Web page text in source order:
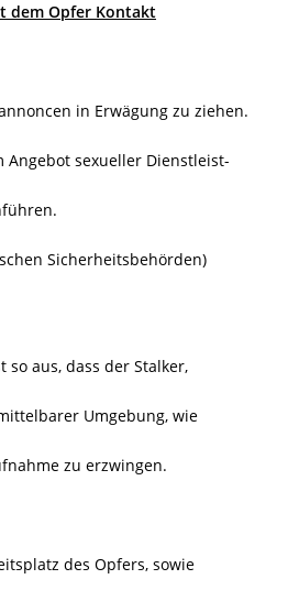
dem Opfer Kontakt
in Erwägung zu ziehen.
Angebot sexueller Dienstleist-
Sicherheitsbehörden)
so aus, dass der Stalker,
Umgebung, wie
zu erzwingen.
des Opfers, sowie